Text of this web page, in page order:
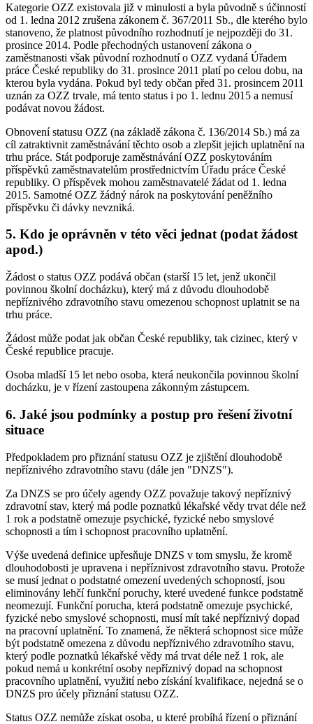
Kategorie OZZ existovala již v minulosti a byla původně s účinností
od 1. ledna 2012 zrušena zákonem č. 367/2011 Sb., dle kterého bylo
stanoveno, že platnost původního rozhodnutí je nejpozději do 31.
prosince 2014. Podle přechodných ustanovení zákona o
zaměstnanosti však původní rozhodnutí o OZZ vydaná Úřadem
práce České republiky do 31. prosince 2011 platí po celou dobu, na
kterou byla vydána. Pokud byl tedy občan před 31. prosincem 2011
uznán za OZZ trvale, má tento status i po 1. lednu 2015 a nemusí
podávat novou žádost.
Obnovení statusu OZZ (na základě zákona č. 136/2014 Sb.) má za
cíl zatraktivnit zaměstnávání těchto osob a zlepšit jejich uplatnění na
trhu práce. Stát podporuje zaměstnávání OZZ poskytováním
příspěvků zaměstnavatelům prostřednictvím Úřadu práce České
republiky. O příspěvek mohou zaměstnavatelé žádat od 1. ledna
2015. Samotné OZZ žádný nárok na poskytování peněžního
příspěvku či dávky nevzniká.
5. Kdo je oprávněn v této věci jednat (podat žádost
apod.)
Žádost o status OZZ podává občan (starší 15 let, jenž ukončil
povinnou školní docházku), který má z důvodu dlouhodobě
nepříznivého zdravotního stavu omezenou schopnost uplatnit se na
trhu práce.
Žádost může podat jak občan České republiky, tak cizinec, který v
České republice pracuje.
Osoba mladší 15 let nebo osoba, která neukončila povinnou školní
docházku, je v řízení zastoupena zákonným zástupcem.
6. Jaké jsou podmínky a postup pro řešení životní
situace
Předpokladem pro přiznání statusu OZZ je zjištění dlouhodobě
nepříznivého zdravotního stavu (dále jen "DNZS").
Za DNZS se pro účely agendy OZZ považuje takový nepříznivý
zdravotní stav, který má podle poznatků lékařské vědy trvat déle než
1 rok a podstatně omezuje psychické, fyzické nebo smyslové
schopnosti a tím i schopnost pracovního uplatnění.
Výše uvedená definice upřesňuje DNZS v tom smyslu, že kromě
dlouhodobosti je upravena i nepříznivost zdravotního stavu. Protože
se musí jednat o podstatné omezení uvedených schopností, jsou
eliminovány lehčí funkční poruchy, které uvedené funkce podstatně
neomezují. Funkční porucha, která podstatně omezuje psychické,
fyzické nebo smyslové schopnosti, musí mít také nepříznivý dopad
na pracovní uplatnění. To znamená, že některá schopnost sice může
být podstatně omezena z důvodu nepříznivého zdravotního stavu,
který podle poznatků lékařské vědy má trvat déle než 1 rok, ale
pokud nemá u konkrétní osoby nepříznivý dopad na schopnost
pracovního uplatnění, využití nebo získání kvalifikace, nejedná se o
DNZS pro účely přiznání statusu OZZ.
Status OZZ nemůže získat osoba, u které probíhá řízení o přiznání